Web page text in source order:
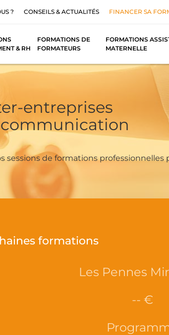
? CONSEILS & ACTUALITÉS
FINANCER SA
& RH
FORMATIONS DE
FORMATEURS
FORMATIONS
MATERNELLE
entreprises
sessions de formations professionnelles
formations
Les Pennes
-- €